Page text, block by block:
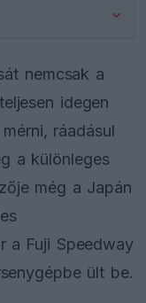
nemcsak a
idegen
ráadásul
a különleges
még a Japán
a Fuji Speedway
ült be.